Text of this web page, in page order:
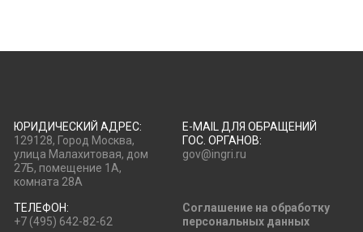
ЮРИДИЧЕСКИЙ АДРЕС:
129128, Город Москва,
улица Малахитовая, дом
27Б, помещение 1А,
комната 28А
E-MAIL ДЛЯ ОБРАЩЕНИЙ
ГОС. ОРГАНОВ:
gov@ingri.ru
ТЕЛЕФОН:
+7 (495) 642-82-62
Соглашение на обработку
персональных данных